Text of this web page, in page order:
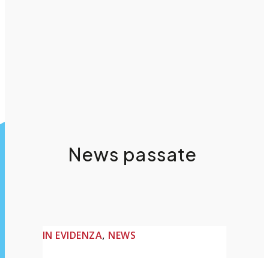
News passate
IN EVIDENZA, NEWS